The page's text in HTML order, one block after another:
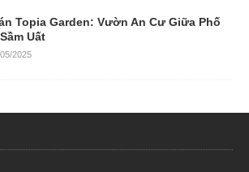
Topia Garden: Vườn An Cư Giữa Phố
Uất
2025